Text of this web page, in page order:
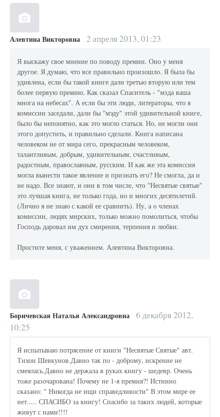
Алевтина Викторовна 2 апреля 2013, 01:23
Я выскажу свое мнение по поводу премии. Оно у меня
другое. Я думаю, что все правильно произошло. Я была бы
удивлена, если бы такой книге дали третью вторую или тем
более первую премию. Как сказал Спаситель - "мзда ваша
многа на небесах". А если бы эти люди, литераторы, что в
комиссии заседали, дали бы "мэду" этой удивительной книге,
было бы непонятно, как это могло статься. Но, не могли они
этого допустить, и правильно сделали. Книга написана
человеком не от мира сего, прекрасным человеком,
талантливым, добрым, удивительным, счастливым,
радостным, православным, русским. И как же эта комиссия
могла вынести такое явление и признать его? Не смогла, да и
не надо. Все знают, и они в том числе, что "Несвятые святые"
это лучшая книга, не только года, но и многих десятилетий.
(Лично я не знаю с какой ее сравнить). Ну, а о членах
комиссии, людях мирских, только можно помолиться, чтобы
Господь даровал им дух смирения, терпения и любви.
Простите меня, с уважением. Алевтина Викторовна.
Боричевская Наталья Александровна
6 декабря 2012,
10:25
Я испытываю потрясение от книги "Несвятые Святые" авт.
Тихон Шевкунов.Давно так по - доброму, искренне не
смеялась.Давно не держала в руках книгу - шедевр. Очень
тоже разочарована! Почему не 1-я премия?! Истинно
сказано: " Никогда не ищи справедливости" В этом мире ее
нет..... СПАСИБО за книгу! Спасибо за таких людей, которые
живут с нами!!!!